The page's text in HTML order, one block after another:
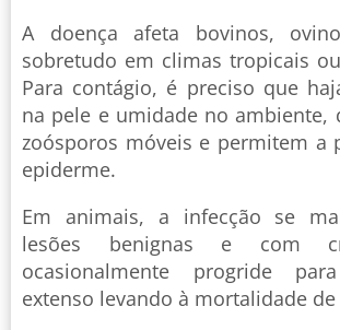
A doença afeta bovinos,
sobretudo em climas tropicais
Para contágio, é preciso que
na pele e umidade no ambiente,
zoósporos móveis e permitem a
epiderme.
Em animais, a infecção se
lesões benignas e com
ocasionalmente progride
extenso levando à mortalidade